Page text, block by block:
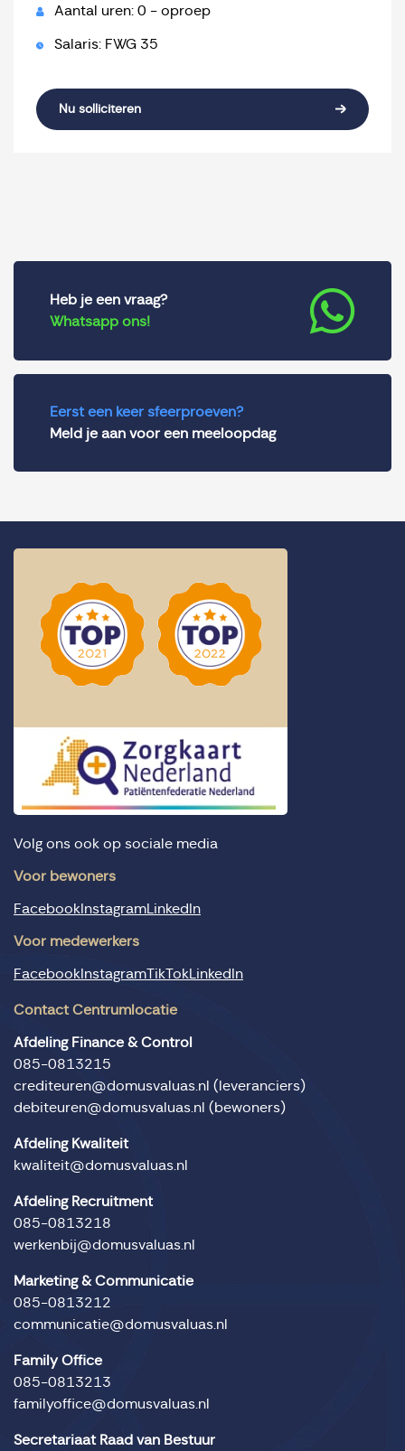
Aantal uren: 0 - oproep
Salaris: FWG 35
Nu solliciteren
Heb je een vraag?
Whatsapp ons!
Eerst een keer sfeerproeven?
Meld je aan voor een meeloopdag
Volg ons ook op sociale media
Voor bewoners
FacebookInstagramLinkedIn
Voor medewerkers
FacebookInstagramTikTokLinkedIn
Contact Centrumlocatie
Afdeling Finance & Control
085-0813215
crediteuren@domusvaluas.nl (leveranciers)
debiteuren@domusvaluas.nl (bewoners)
Afdeling Kwaliteit
kwaliteit@domusvaluas.nl
Afdeling Recruitment
085-0813218
werkenbij@domusvaluas.nl
Marketing & Communicatie
085-0813212
communicatie@domusvaluas.nl
Family Office
085-0813213
familyoffice@domusvaluas.nl
Secretariaat Raad van Bestuur